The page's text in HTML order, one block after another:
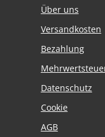
Über uns
Versandkosten
Bezahlung
Datenschutz
Cookie
AGB